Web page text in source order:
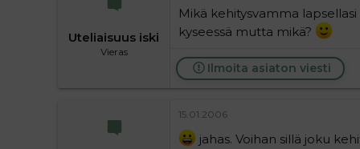
Uteliaisuus iski
Vieras
Mikä kehitysvamma
kyseessä mutta mikä?
Ilmoita asiaton viesti
15.01.2006
jahas. Voihan sillä joku